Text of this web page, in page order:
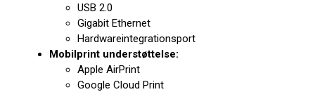
USB 2.0
Gigabit Ethernet
Hardwareintegrationsport
Mobilprint understøttelse:
Apple AirPrint
Google Cloud Print